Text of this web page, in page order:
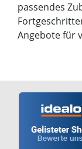
passendes
Angebote für